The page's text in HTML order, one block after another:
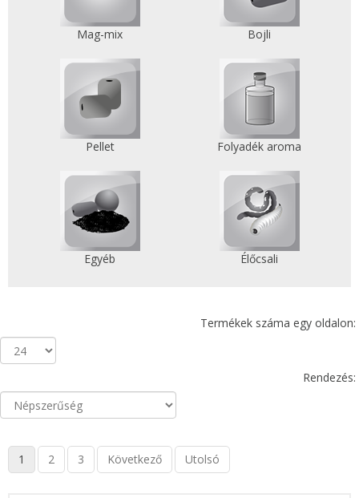
Mag-mix Bojli
Pellet Folyadék aroma
Egyéb Élőcsali
Termékek száma egy oldalon:
Rendezés:
1 2 3 Következő Utolsó